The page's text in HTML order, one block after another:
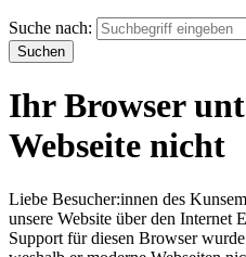
Suche nach:
Ihr Browser
Webseite nicht
Liebe Besucher:innen des
unsere Website über den Internet
Support für diesen Browser